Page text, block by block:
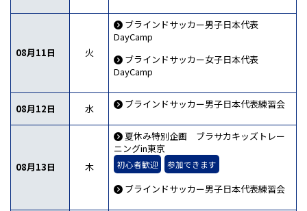
08月11日 火
ブラインドサッカー男子日本代表
DayCamp
ブラインドサッカー女子日本代表
DayCamp
08月12日 水 ブラインドサッカー男子日本代表練習会
08月13日 木
夏休み特別企画 ブラサカキッズトレー
ニングin東京
初心者歓迎 参加できます
ブラインドサッカー男子日本代表練習会